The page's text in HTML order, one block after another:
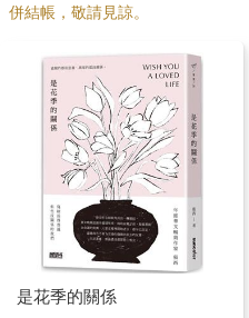
併結帳，敬請見諒。
是花季的關係